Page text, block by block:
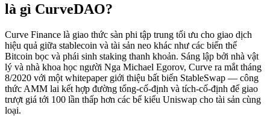
là gì CurveDAO?
Curve Finance là giao thức sàn phi tập trung tối ưu cho giao dịch
hiệu quả giữa stablecoin và tài sản neo khác như các biến thể
Bitcoin bọc và phái sinh staking thanh khoản. Sáng lập bởi nhà vật
lý và nhà khoa học người Nga Michael Egorov, Curve ra mắt tháng
8/2020 với một whitepaper giới thiệu bất biến StableSwap — công
thức AMM lai kết hợp đường tổng-cố-định và tích-cố-định để giao
trượt giá tới 100 lần thấp hơn các bể kiểu Uniswap cho tài sản cùng
loại.